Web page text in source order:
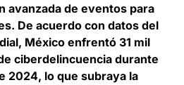
avanzada de eventos para
De acuerdo con datos del
México enfrentó 31 mil
ciberdelincuencia durante
2024, lo que subraya la